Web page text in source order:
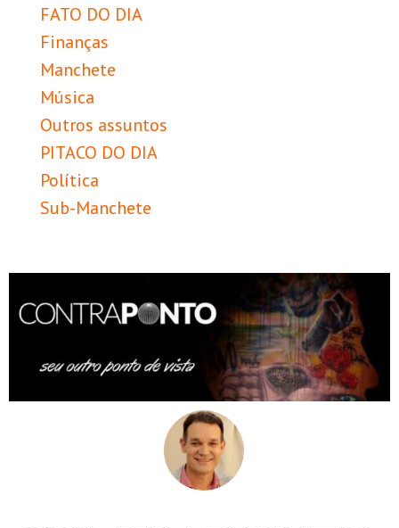
FATO DO DIA
Finanças
Manchete
Música
Outros assuntos
PITACO DO DIA
Política
Sub-Manchete